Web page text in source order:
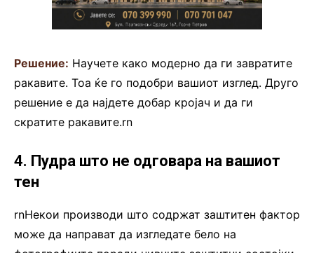
Решение: Научете како модерно да ги завратите
ракавите. Тоа ќе го подобри вашиот изглед. Друго
решение е да најдете добар кројач и да ги
скратите ракавите.rn
4. Пудра што не одговара на вашиот
тен
rnНекои производи што содржат заштитен фактор
може да направат да изгледате бело на